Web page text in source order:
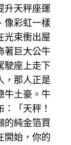
升天秤座運
像彩虹一樣
光束衝出屋
著巨大公牛
駛座上走下
，那人正是
土豪。牛
「天秤！
的純金箔買
開始，你的